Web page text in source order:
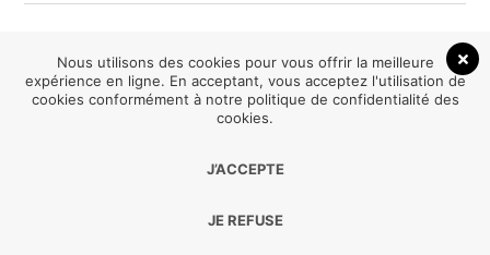
2026® Be HappYoga tous droits réservés
Nous utilisons des cookies pour vous offrir la meilleure
expérience en ligne. En acceptant, vous acceptez l'utilisation de
cookies conformément à notre politique de confidentialité des
cookies.
J’ACCEPTE
JE REFUSE